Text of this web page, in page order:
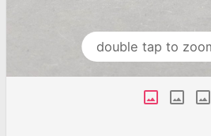
double tap to